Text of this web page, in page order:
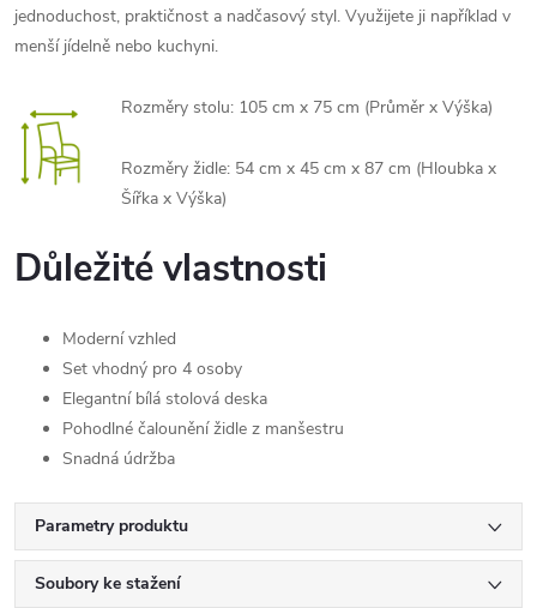
jednoduchost, praktičnost a nadčasový styl. Využijete ji například v
menší jídelně nebo kuchyni.
Rozměry stolu: 105 cm x 75 cm (Průměr x Výška)
Rozměry židle: 54 cm x 45 cm x 87 cm (Hloubka x
Šířka x Výška)
Důležité vlastnosti
Moderní vzhled
Set vhodný pro 4 osoby
Elegantní bílá stolová deska
Pohodlné čalounění židle z manšestru
Snadná údržba
Parametry produktu
Soubory ke stažení